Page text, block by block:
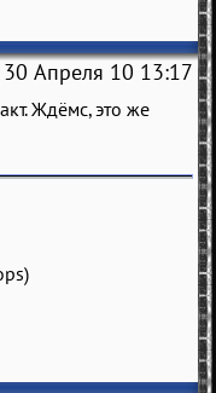
30 Апреля 10 13:17
Ждёмс, это же